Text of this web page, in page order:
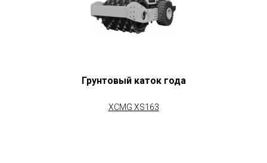
Грунтовый каток года
XCMG XS163